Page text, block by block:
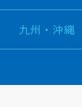
九州・沖縄